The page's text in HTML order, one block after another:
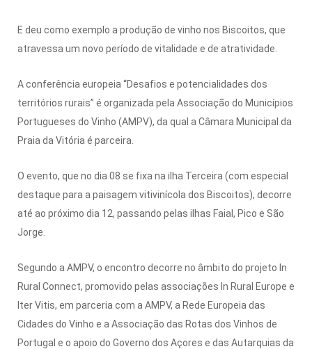
E deu como exemplo a produção de vinho nos Biscoitos, que
atravessa um novo período de vitalidade e de atratividade.
A conferência europeia “Desafios e potencialidades dos
territórios rurais” é organizada pela Associação do Municípios
Portugueses do Vinho (AMPV), da qual a Câmara Municipal da
Praia da Vitória é parceira.
O evento, que no dia 08 se fixa na ilha Terceira (com especial
destaque para a paisagem vitivinícola dos Biscoitos), decorre
até ao próximo dia 12, passando pelas ilhas Faial, Pico e São
Jorge.
Segundo a AMPV, o encontro decorre no âmbito do projeto In
Rural Connect, promovido pelas associações In Rural Europe e
Iter Vitis, em parceria com a AMPV, a Rede Europeia das
Cidades do Vinho e a Associação das Rotas dos Vinhos de
Portugal e o apoio do Governo dos Açores e das Autarquias da